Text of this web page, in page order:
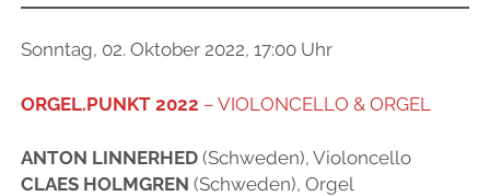
Sonntag, 02. Oktober 2022, 17:00 Uhr
ORGEL.PUNKT 2022 – VIOLONCELLO & ORGEL
ANTON LINNERHED(Schweden), Violoncello
CLAES HOLMGREN (Schweden), Orgel